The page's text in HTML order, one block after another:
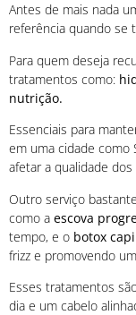
Antes de mais nada
referência quando se
Para quem deseja
tratamentos como:
nutrição.
Essenciais para
em uma cidade como
afetar a qualidade dos
Outro serviço
como a escova
tempo, e o botox
frizz e promovendo
Esses tratamentos
dia e um cabelo